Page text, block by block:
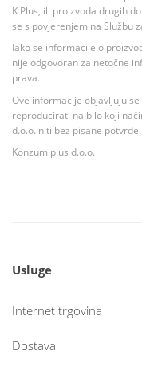
K Plus, ili proizvoda drugih
se s povjerenjem na Službu
Iako se informacije o
nije odgovoran za netočne
prava.
Ove informacije objavljuju
reproducirati na bilo koji
d.o.o. niti bez pisane potvrde.
Konzum plus d.o.o.
Usluge
Internet trgovina
Dostava